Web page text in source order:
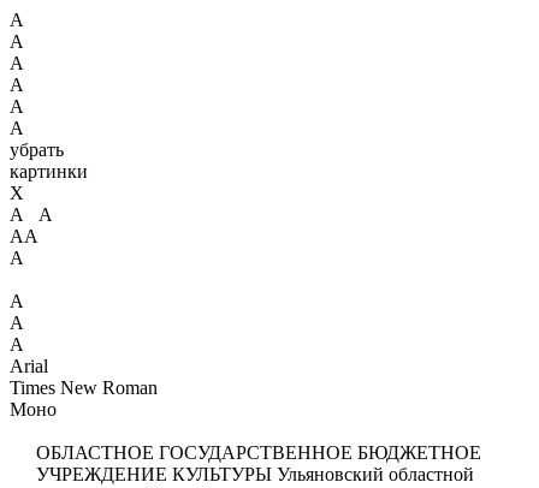
А
А
А
А
А
А
убрать
картинки
X
А А
АА
А
А
А
А
Arial
Times New Roman
Моно
ОБЛАСТНОЕ ГОСУДАРСТВЕННОЕ БЮДЖЕТНОЕ
УЧРЕЖДЕНИЕ КУЛЬТУРЫ Ульяновский областной